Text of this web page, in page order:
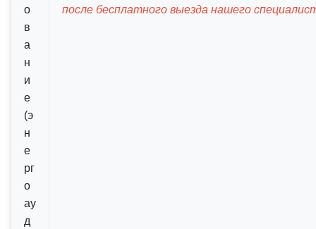
о
в
а
н
и
е
(э
н
е
рг
о
ау
д
после бесплатного выезда нашего